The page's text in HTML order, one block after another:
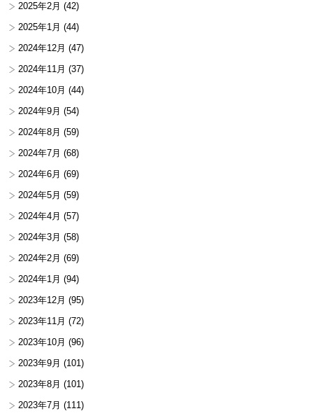
2025年2月 (42)
2025年1月 (44)
2024年12月 (47)
2024年11月 (37)
2024年10月 (44)
2024年9月 (54)
2024年8月 (59)
2024年7月 (68)
2024年6月 (69)
2024年5月 (59)
2024年4月 (57)
2024年3月 (58)
2024年2月 (69)
2024年1月 (94)
2023年12月 (95)
2023年11月 (72)
2023年10月 (96)
2023年9月 (101)
2023年8月 (101)
2023年7月 (111)